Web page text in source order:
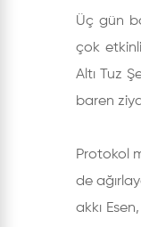
Üç gün
çok
Altı Tuz
baren
Protokol
de
akkı